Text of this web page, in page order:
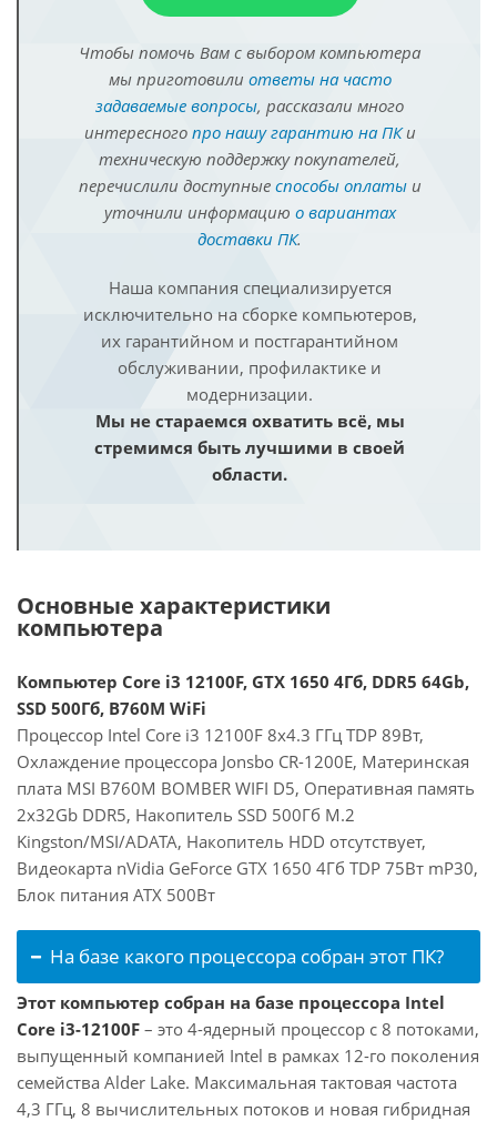
Чтобы помочь Вам с выбором компьютера
мы приготовили ответы на часто
задаваемые вопросы, рассказали много
интересного про нашу гарантию на ПКи
техническую поддержку покупателей,
перечислили доступные способы оплатыи
уточнили информацию о вариантах
доставки ПК.
Наша компания специализируется
исключительно на сборке компьютеров,
их гарантийном и постгарантийном
обслуживании, профилактике и
модернизации.
Мы не стараемся охватить всё, мы
стремимся быть лучшими в своей
области.
Основные характеристики
компьютера
Компьютер Core i3 12100F, GTX 1650 4Гб, DDR5 64Gb,
SSD 500Гб, B760M WiFi
Процессор Intel Core i3 12100F 8x4.3 ГГц TDP 89Вт,
Охлаждение процессора Jonsbo CR-1200E, Материнская
плата MSI B760M BOMBER WIFI D5, Оперативная память
2x32Gb DDR5, Накопитель SSD 500Гб M.2
Kingston/MSI/ADATA, Накопитель HDD отсутствует,
Видеокарта nVidia GeForce GTX 1650 4Гб TDP 75Вт mP30,
Блок питания ATX 500Вт
На базе какого процессора собран этот ПК?
Этот компьютер собран на базе процессора Intel
Core i3-12100F – это 4-ядерный процессор с 8 потоками,
выпущенный компанией Intel в рамках 12-го поколения
семейства Alder Lake. Максимальная тактовая частота
4,3 ГГц, 8 вычислительных потоков и новая гибридная